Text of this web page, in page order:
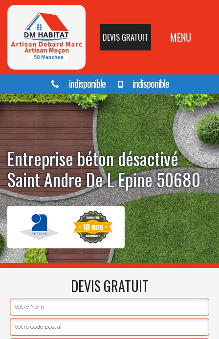
DEVIS GRATUIT MENU
indisponible indisponible
Entreprise béton désactivé
Saint Andre De L Epine 50680
DEVIS GRATUIT